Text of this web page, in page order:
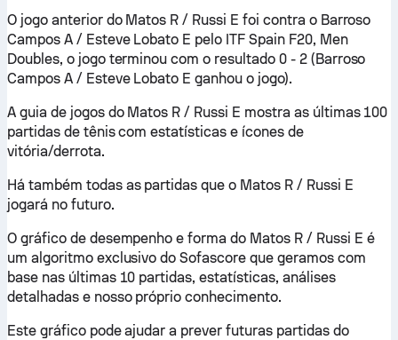
O jogo anterior do Matos R / Russi E foi contra o Barroso
Campos A / Esteve Lobato E pelo ITF Spain F20, Men
Doubles, o jogo terminou com o resultado 0 - 2 (Barroso
Campos A / Esteve Lobato E ganhou o jogo).
A guia de jogos do Matos R / Russi E mostra as últimas 100
partidas de tênis com estatísticas e ícones de
vitória/derrota.
Há também todas as partidas que o Matos R / Russi E
jogará no futuro.
O gráfico de desempenho e forma do Matos R / Russi E é
um algoritmo exclusivo do Sofascore que geramos com
base nas últimas 10 partidas, estatísticas, análises
detalhadas e nosso próprio conhecimento.
Este gráfico pode ajudar a prever futuras partidas do